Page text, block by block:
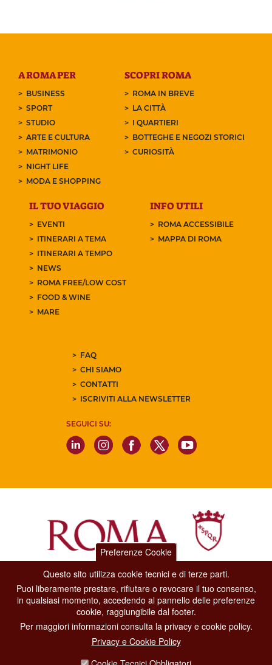
A ROMA PER
BUSINESS
SPORT
STUDIO
ARTE E CULTURA
MATRIMONIO
NIGHT LIFE
MODA E SHOPPING
SCOPRI ROMA
ROMA IN BREVE
LA CITTÀ
I QUARTIERI
BOTTEGHE E NEGOZI STORICI
CURIOSITÀ
IL TUO VIAGGIO
EVENTI
ITINERARI A TEMA
ITINERARI A TEMPO
NEWS
ROMA FREE/LOW COST
FOOD & WINE
MARE
INFO UTILI
ROMA ACCESSIBILE
MAPPA DI ROMA
FAQ
CHI SIAMO
CONTATTI
ISCRIVITI ALLA NEWSLETTER
SEGUICI SU:
Dipartimento Grandi Eventi, Sport, Turismo e Moda.
Via di San Basilio, 51
00187 Roma
CONTACT CENTER TEL. 06 06 08
CONTATTA LA REDAZIONE
Preferenze Cookie
Questo sito utilizza cookie tecnici e di terze parti.
Puoi liberamente prestare, rifiutare o revocare il tuo consenso,
in qualsiasi momento, accedendo al pannello delle preferenze
cookie, raggiungibile dal footer.
Per maggiori informazioni consulta la privacy e cookie policy.
Privacy e Cookie Policy